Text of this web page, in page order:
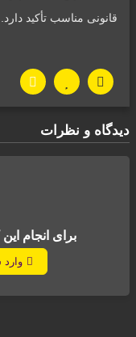
قانونی مناسب تأکید دارد.
دیدگاه‌ و نظرات
برای انجام